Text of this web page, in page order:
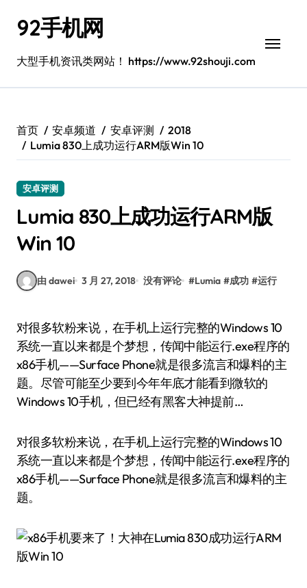
92手机网
大型手机资讯类网站！ https://www.92shouji.com
首页 安卓频道 安卓评测
2018
Lumia 830上成功运行ARM版Win 10
安卓评测
Lumia 830上成功运行ARM版
Win 10
由 dawei 3 月 27, 2018 没有评论 #Lumia #成功 #运行
对很多软粉来说，在手机上运行完整的Windows 10
系统一直以来都是个梦想，传闻中能运行.exe程序的
x86手机——Surface Phone就是很多流言和爆料的主
题。尽管可能至少要到今年年底才能看到微软的
Windows 10手机，但已经有黑客大神提前…
对很多软粉来说，在手机上运行完整的Windows 10
系统一直以来都是个梦想，传闻中能运行.exe程序的
x86手机——Surface Phone就是很多流言和爆料的主
题。